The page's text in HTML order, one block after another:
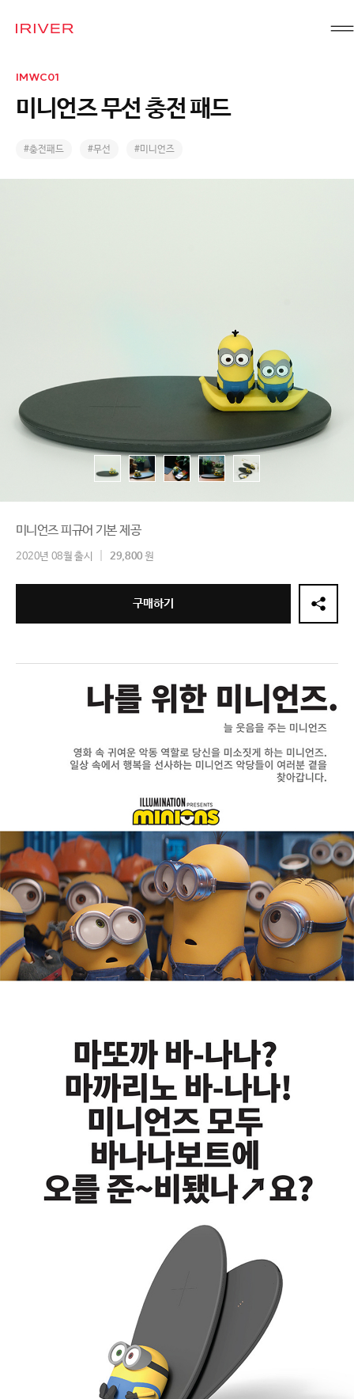
IRIVER
IMWC01
미니언즈 무선 충전 패드
#충전패드 #무선 #미니언즈
미니언즈 피규어 기본 제공
2020년 08월 출시 29,800 원
구매하기